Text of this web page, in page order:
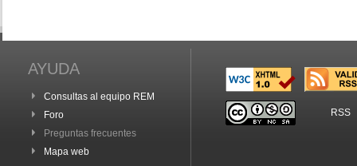
AYUDA
Consultas al equipo REM
Foro
Preguntas frecuentes
Mapa web
RSS